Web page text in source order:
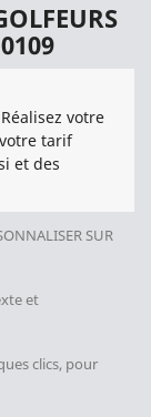
votre
tarif
et des
SUR
et
clics, pour